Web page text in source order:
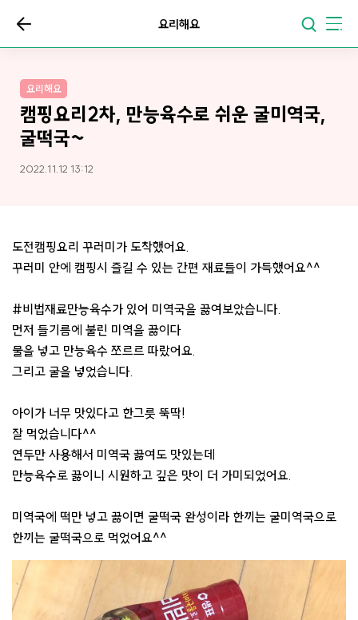
요리해요
요리해요
캠핑요리2차, 만능육수로 쉬운 굴미역국,
굴떡국~
2022.11.12 13:12
도전캠핑요리 꾸러미가 도착했어요.
꾸러미 안에 캠핑시 즐길 수 있는 간편 재료들이 가득했어요^^
#비법재료만능육수가 있어 미역국을 끓여보았습니다.
먼저 들기름에 불린 미역을 끓이다
물을 넣고 만능육수 쪼르르 따랐어요.
그리고 굴을 넣었습니다.
아이가 너무 맛있다고 한그릇 뚝딱!
잘 먹었습니다^^
연두만 사용해서 미역국 끓여도 맛있는데
만능육수로 끓이니 시원하고 깊은 맛이 더 가미되었어요.
미역국에 떡만 넣고 끓이면 굴떡국 완성이라 한끼는 굴미역국으로
한끼는 굴떡국으로 먹었어요^^